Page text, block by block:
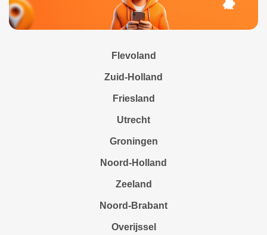
Flevoland
Zuid-Holland
Friesland
Utrecht
Groningen
Noord-Holland
Zeeland
Noord-Brabant
Overijssel